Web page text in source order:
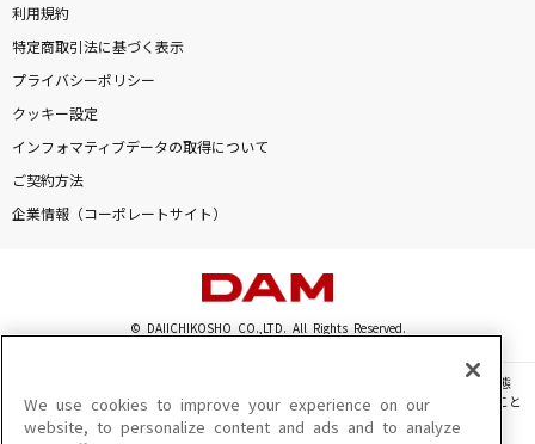
利用規約
特定商取引法に基づく表示
プライバシーポリシー
クッキー設定
インフォマティブデータの取得について
ご契約方法
企業情報（コーポレートサイト）
© DAIICHIKOSHO CO.,LTD. All Rights Reserved.
このサイトに掲載されている一切の文章・画像・写真・動画・音声等を、手段や形態
を問わず、著作権法の定める範囲を超えて無断で複製、転載、ファイル化などすること
を禁じます。
We use cookies to improve your experience on our
website, to personalize content and ads and to analyze